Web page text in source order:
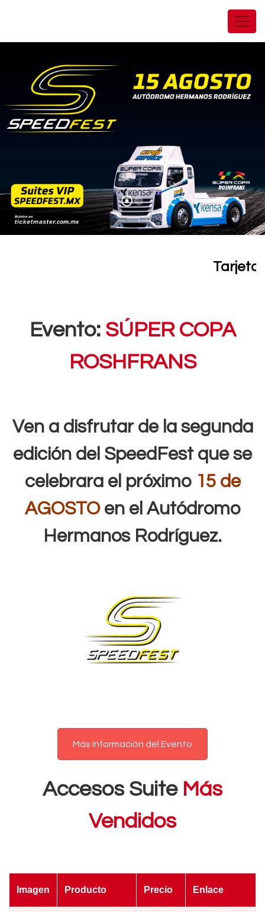
Tarjetas
Evento: SÚPER COPA
ROSHFRANS
Ven a disfrutar de la segunda
edición del SpeedFest que se
celebrara el próximo 15 de
AGOSTOen el Autódromo
Hermanos Rodríguez.
Más Información del Evento
Accesos Suite Más
Vendidos
Imagen Producto Precio Enlace